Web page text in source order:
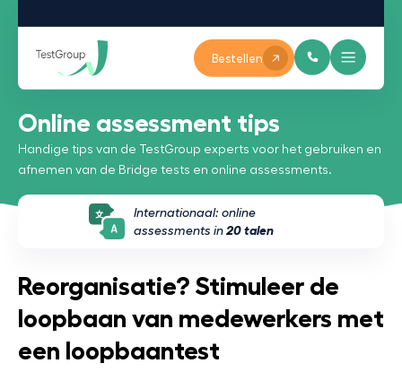
Bestellen
Online assessment tips
Handige tips van de TestGroup experts voor het gebruiken en
afnemen van de Bridge tests en online assessments.
Internationaal: online
assessments in 20 talen
Reorganisatie? Stimuleer de
loopbaan van medewerkers met
een loopbaantest